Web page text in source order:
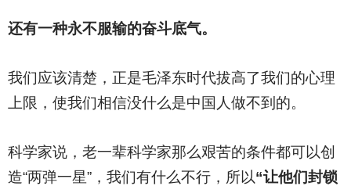
还有一种永不服输的奋斗底气。
我们应该清楚，正是毛泽东时代拔高了我们的心理
上限，使我们相信没什么是中国人做不到的。
科学家说，老一辈科学家那么艰苦的条件都可以创
造“两弹一星”，我们有什么不行，所以“让他们封锁